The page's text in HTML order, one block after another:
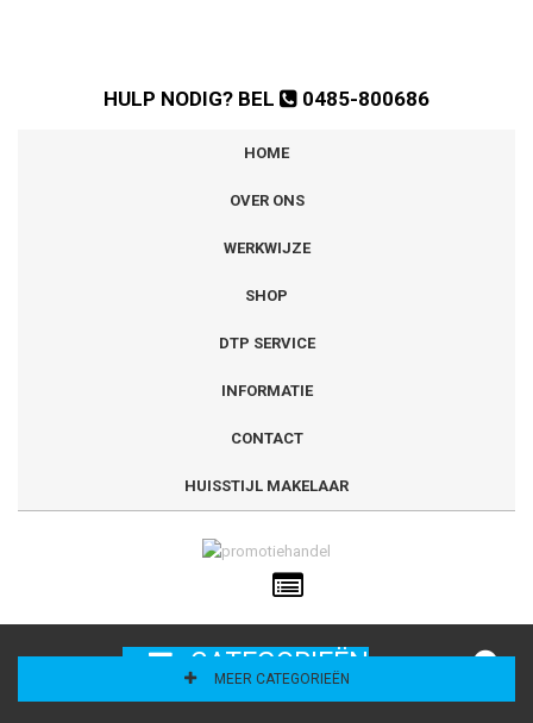
HULP NODIG? BEL 0485-800686
HOME
OVER ONS
WERKWIJZE
SHOP
DTP SERVICE
INFORMATIE
CONTACT
HUISSTIJL MAKELAAR
CATEGORIEËN
MEER CATEGORIEËN